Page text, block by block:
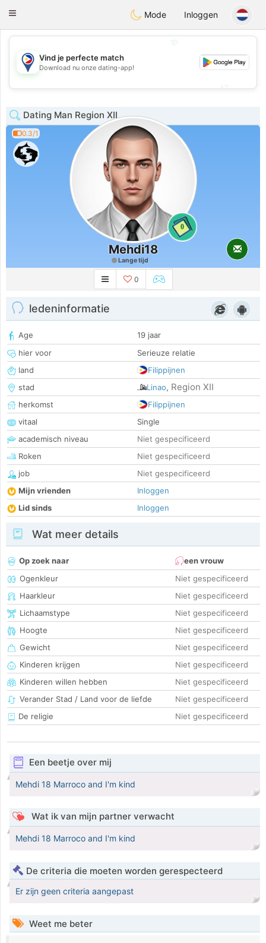
PhilippinesChat
Toggle
Mode Inloggen
💖
💕
Vind je perfecte match
Download nu onze dating-app!
Dating Man Region XII
0.3/1
0
Mehdi18
Lange tijd
0
ledeninformatie
Age
19 jaar
hier voor
Serieuze relatie
land
Filippijnen
stad
Linao, Region XII
herkomst
Filippijnen
vitaal
Single
academisch niveau
Niet gespecificeerd
Roken
Niet gespecificeerd
job
Niet gespecificeerd
Mijn vrienden
Inloggen
Lid sinds
Inloggen
Wat meer details
Op zoek naar
een vrouw
Ogenkleur
Niet gespecificeerd
Haarkleur
Niet gespecificeerd
Lichaamstype
Niet gespecificeerd
Hoogte
Niet gespecificeerd
Gewicht
Niet gespecificeerd
Kinderen krijgen
Niet gespecificeerd
Kinderen willen hebben
Niet gespecificeerd
Verander Stad / Land voor de liefde
Niet gespecificeerd
De religie
Niet gespecificeerd
Een beetje over mij
Mehdi 18 Marroco and I'm kind
Wat ik van mijn partner verwacht
Mehdi 18 Marroco and I'm kind
De criteria die moeten worden gerespecteerd
Er zijn geen criteria aangepast
Weet me beter